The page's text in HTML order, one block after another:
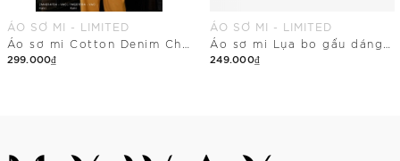
ÁO SƠ MI - LIMITED
299.000₫
ÁO SƠ MI - LIMITED
249.000₫